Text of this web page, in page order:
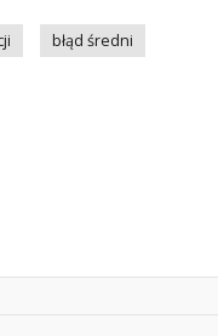
błąd średni